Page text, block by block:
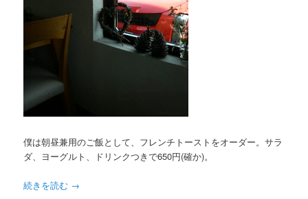
僕は朝昼兼用のご飯として、フレンチトーストをオーダー。サラ
ダ、ヨーグルト、ドリンクつきで650円(確か)。
続きを読む →